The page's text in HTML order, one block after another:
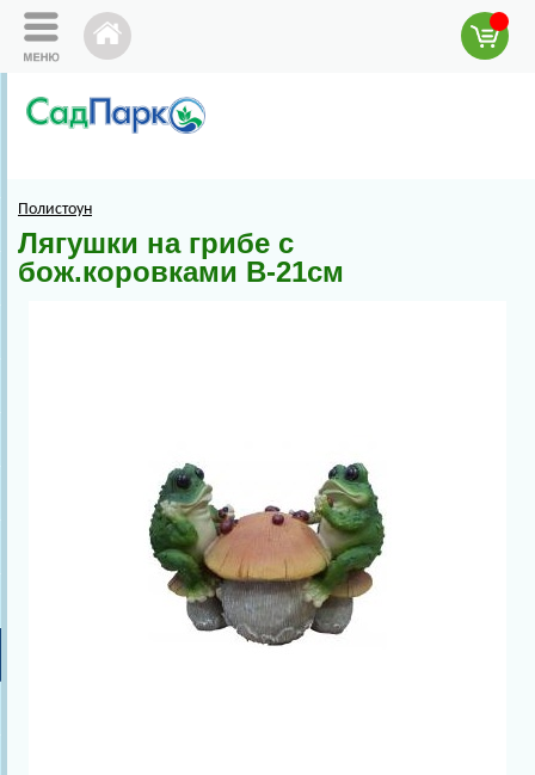
Полистоун
Лягушки на грибе с
бож.коровками В-21см